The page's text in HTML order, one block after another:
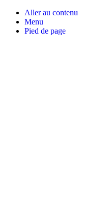
Aller au contenu
Menu
Pied de page